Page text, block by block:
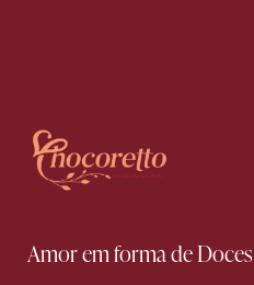
Amor em forma de Doces